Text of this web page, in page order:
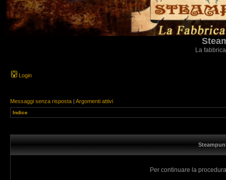
La
Login
Messaggi senza risposta | Argomenti attivi
Indice
Per continuare la